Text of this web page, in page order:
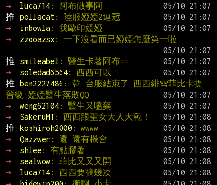
→
luca714: 阿布做事阿
推
pollacat : 陸服婭婭2連冠
→
inbowla: 我歐印婭婭
→
zzooazsx : 一下沒看而已婭婭怎麼第一啦
推
smileabel : 醫生卡著阿布==
→
soledad6564: 西西可以
推
ben2227486 : 乾 台服結束了 西西緋雪菲比卡提
晉級 婭婭醫生落敗QQ
→
weng62104: 醫生又嗑藥
→
SakeruMT: 西西跟聖女大人大戰！
推
koshiroh2000 : wwww
→
Qazzwer : 還 還有機會
→
shlee : 有點膠著
→
sealwow: 菲比又又又開
→
luca714: 西西要搞幾次